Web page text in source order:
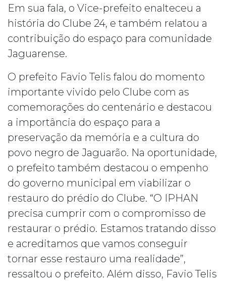
Em sua fala, o Vice-prefeito enalteceu a
história do Clube 24, e também relatou a
contribuição do espaço para comunidade
Jaguarense.
O prefeito Favio Telis falou do momento
importante vivido pelo Clube com as
comemorações do centenário e destacou
a importância do espaço para a
preservação da memória e a cultura do
povo negro de Jaguarão. Na oportunidade,
o prefeito também destacou o empenho
do governo municipal em viabilizar o
restauro do prédio do Clube. “O IPHAN
precisa cumprir com o compromisso de
restaurar o prédio. Estamos tratando disso
e acreditamos que vamos conseguir
tornar esse restauro uma realidade”,
ressaltou o prefeito. Além disso, Favio Telis